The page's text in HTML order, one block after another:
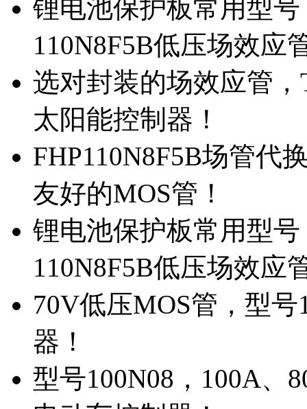
锂电池保护板常用型
110N8F5B低压场效应
选对封装的场效应管
太阳能控制器！
FHP110N8F5B场管代
友好的MOS管！
锂电池保护板常用型
110N8F5B低压场效应
70V低压MOS管，型
器！
型号100N08，100A、